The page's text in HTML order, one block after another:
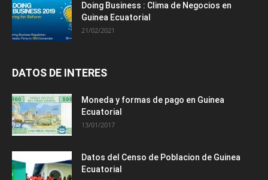
Doing Business : Clima de Negocios en
Guinea Ecuatorial
21/02/2021
DATOS DE INTERES
Moneda y formas de pago en Guinea
Ecuatorial
13/01/2017
Datos del Censo de Poblacion de Guinea
Ecuatorial